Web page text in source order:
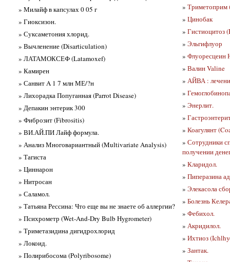
» Милайф в капсулах 0 05 г
» Гиоксизон.
» Суксаметония хлорид.
» Вычленение (Disarticulation)
» ЛАТАМОКСЕФ (Latamoxef)
» Камирен
» Санвит A 1 7 млн МЕ/?н
» Лихорадка Попуганная (Parrot Disease)
» Депакин энтерик 300
» Фиброзит (Fibrositis)
» ВИ.АЙ.ПИ Лайф формула.
» Анализ Многовариантный (Multivariate Analysis)
» Тагиста
» Циннарон
» Нитросан
» Саламол.
» Татьяна Рессина: Что еще вы не знаете об аллергии?
» Психрометр (Wet-And-Dry Bulb Hygrometer)
» Триметазидина дигидрохлорид
» Локоид.
» Полирибосома (Polyribosome)
» Триметоприм
» Цинобак
» Гистиоцитоз
» Эльгифлуор
» Флуоресцеин
» Валин Valine
» АЙВА :
»
» Энерлит.
»
» Коагулянт
» Сотрудники
получении
» Кларидол.
» Пиперазина
» Элекасола
» Болезнь
» Фебихол.
» Акридилол.
» Ихтиоз
» Зантак.